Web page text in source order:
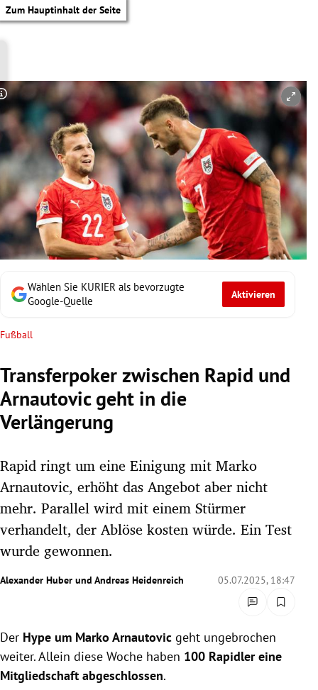
Zum Hauptinhalt der Seite
Untermenü
Untermenü
Untermenü
Untermenü
Untermenü
Untermenü
Untermenü
Untermenü
Wählen Sie KURIER als bevorzugte
Google-Quelle
Aktivieren
Fußball
Transferpoker zwischen Rapid und
Arnautovic geht in die
Verlängerung
Rapid ringt um eine Einigung mit Marko
Arnautovic, erhöht das Angebot aber nicht
mehr. Parallel wird mit einem Stürmer
verhandelt, der Ablöse kosten würde. Ein Test
wurde gewonnen.
Alexander Huber und Andreas Heidenreich 05.07.2025, 18:47
Copyright-Hinweis öffnen/schließen
Der Hype um Marko Arnautovic geht ungebrochen
weiter. Allein diese Woche haben 100 Rapidler eine
Mitgliedschaft abgeschlossen.